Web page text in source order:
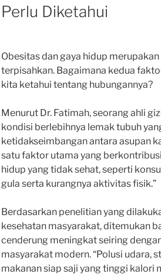
Perlu Diketahui
Obesitas dan gaya hidup
terpisahkan. Bagaimana kedua
kita ketahui tentang hubungannya?
Menurut Dr. Fatimah, seorang ahli
kondisi berlebihnya lemak tubuh
ketidakseimbangan antara asupan
satu faktor utama yang
hidup yang tidak sehat, seperti
gula serta kurangnya aktivitas fisik.”
Berdasarkan penelitian yang
kesehatan masyarakat, ditemukan
cenderung meningkat seiring
masyarakat modern. “Polusi udara,
makanan siap saji yang tinggi kalori